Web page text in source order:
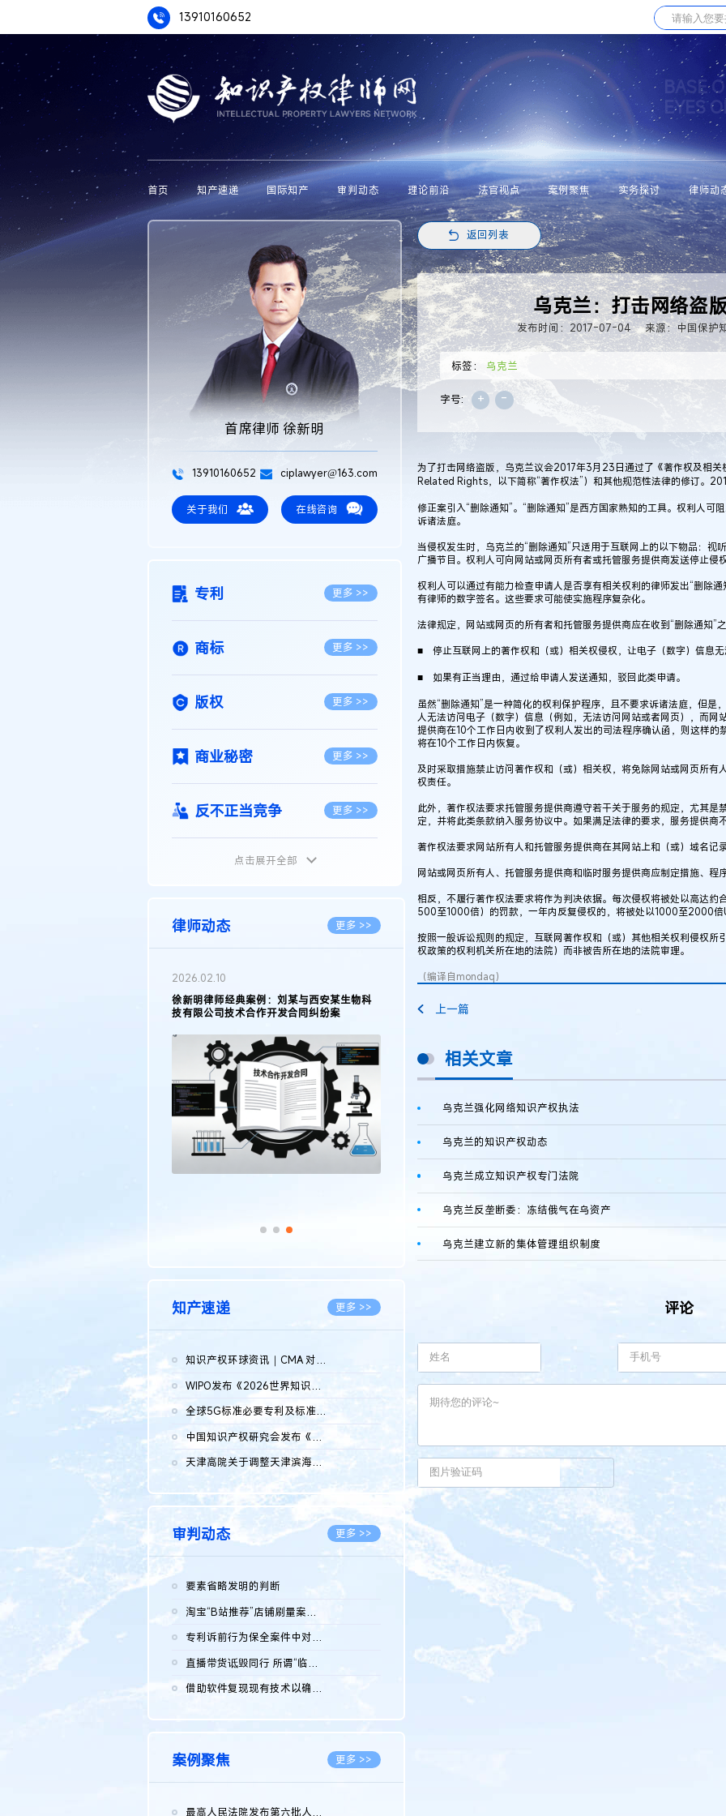
13910160652
BASE
EYES
首页 知产速递 国际知产 审判动态 理论前沿 法官视点 案例聚焦 实务探讨 律师动
首席律师 徐新明
13910160652 ciplawyer@163.com
关于我们 在线咨询
专利 更多 >>
商标 更多 >>
版权 更多 >>
商业秘密 更多 >>
反不正当竞争 更多 >>
植物新品种
地理标志 更多 >>
集成电路布图设计
传统文化 更多 >>
点击展开全部
律师动态 更多 >>
2026.02.10
徐新明律师经典案例：刘某与西安某生物科
技有限公司技术合作开发合同纠纷案
知产速递 更多 >>
知识产权环球资讯｜CMA 对微软发起调查；批量搬运二手平台数据构...
WIPO发布《2026世界知识产权报告》 含报告全文
全球5G标准必要专利及标准提案研究报告（2026年）全文发布
中国知识产权研究会发布《2025年度中国企业海外知识产权纠纷调查...
2026.08.07
天津高院关于调整天津滨海高新技术产业开发区华苑科技园一审普通...
2026.08.07
审判动态 更多 >>
要素省略发明的判断
淘宝“B站推荐”店铺刷量案维持原判，两被告连带赔偿150万元
专利诉前行为保全案件中对仿制药申请人曾作出三类声明的考量及违...
直播带货诋毁同行 所谓“临场发挥”不免责
借助软件复现现有技术以确认相关参数特征是否被公开
案例聚焦 更多 >>
最高人民法院发布第六批人民法院种业知识产权司法保护典型案例 含...
返回列表
乌克兰：打击网络盗
发布时间：2017-07-04 来源：中国保护
标签： 乌克兰
字号: + -
为了打击网络盗版，乌克兰议会2017年3月23日通过了《著作权及相
Related Rights，以下简称“著作权法”）和其他规范性法律的修订。
修正案引入“删除通知”。“删除通知”是西方国家熟知的工具。权利人可
诉诸法庭。
当侵权发生时，乌克兰的“删除通知”只适用于互联网上的以下物品：视
广播节目。权利人可向网站或网页所有者或托管服务提供商发送停止侵
权利人可以通过有能力检查申请人是否享有相关权利的律师发出“删除
有律师的数字签名。这些要求可能使实施程序复杂化。
法律规定，网站或网页的所有者和托管服务提供商应在收到“删除通知”
■ 停止互联网上的著作权和（或）相关权侵权，让电子（数字）信息
■ 如果有正当理由，通过给申请人发送通知，驳回此类申请。
虽然“删除通知”是一种简化的权利保护程序，且不要求诉诸法庭，但
人无法访问电子（数字）信息（例如，无法访问网站或者网页），而
提供商在10个工作日内收到了权利人发出的司法程序确认函，则这样
将在10个工作日内恢复。
及时采取措施禁止访问著作权和（或）相关权，将免除网站或网页所
权责任。
此外，著作权法要求托管服务提供商遵守若干关于服务的规定，尤其
定，并将此类条款纳入服务协议中。如果满足法律的要求，服务提供商
著作权法要求网站所有人和托管服务提供商在其网站上和（或）域名记
网站或网页所有人、托管服务提供商和临时服务提供商应制定措施、程
相反，不履行著作权法要求将作为判决依据。每次侵权将被处以高达
500至1000倍）的罚款，一年内反复侵权的，将被处以1000至2000
按照一般诉讼规则的规定，互联网著作权和（或）其他相关权利侵权所
权政策的权利机关所在地的法院）而非被告所在地的法院审理。
（编译自mondaq）
上一篇
相关文章
乌克兰强化网络知识产权执法
乌克兰的知识产权动态
乌克兰成立知识产权专门法院
乌克兰反垄断委：冻结俄气在乌资产
乌克兰建立新的集体管理组织制度
评论